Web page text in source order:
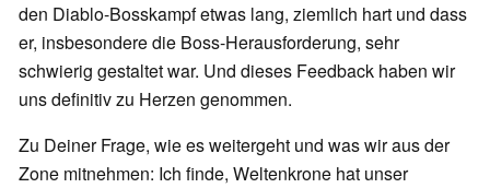
den Diablo-Bosskampf etwas lang, ziemlich hart und dass
er, insbesondere die Boss-Herausforderung, sehr
schwierig gestaltet war. Und dieses Feedback haben wir
uns definitiv zu Herzen genommen.
Zu Deiner Frage, wie es weitergeht und was wir aus der
Zone mitnehmen: Ich finde, Weltenkrone hat unser